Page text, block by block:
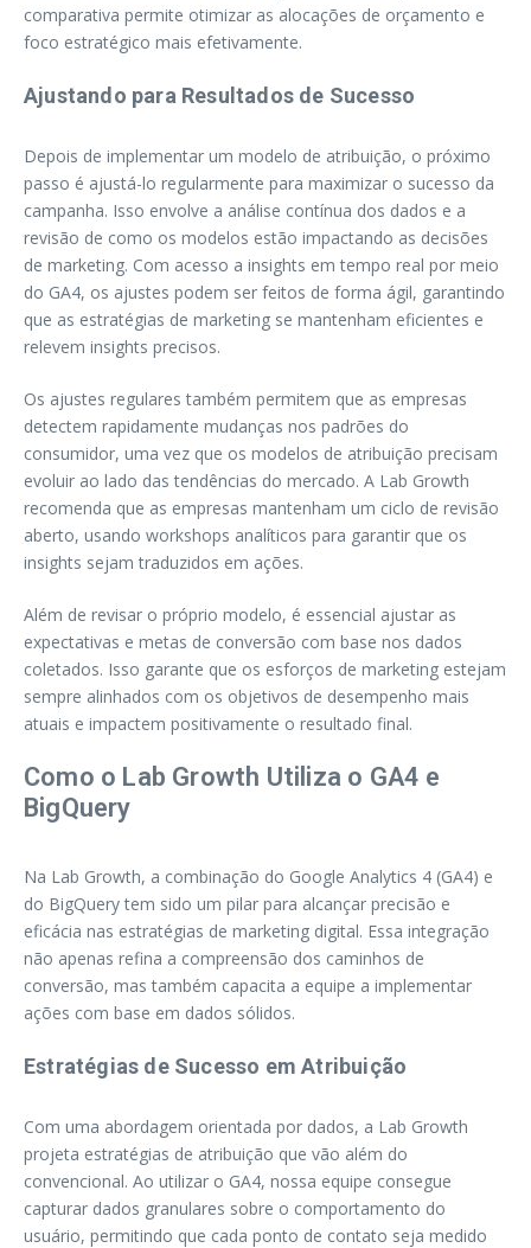
comparativa permite otimizar as alocações de orçamento e
foco estratégico mais efetivamente.
Ajustando para Resultados de Sucesso
Depois de implementar um modelo de atribuição, o próximo
passo é ajustá-lo regularmente para maximizar o sucesso da
campanha. Isso envolve a análise contínua dos dados e a
revisão de como os modelos estão impactando as decisões
de marketing. Com acesso a insights em tempo real por meio
do GA4, os ajustes podem ser feitos de forma ágil, garantindo
que as estratégias de marketing se mantenham eficientes e
relevem insights precisos.
Os ajustes regulares também permitem que as empresas
detectem rapidamente mudanças nos padrões do
consumidor, uma vez que os modelos de atribuição precisam
evoluir ao lado das tendências do mercado. A Lab Growth
recomenda que as empresas mantenham um ciclo de revisão
aberto, usando workshops analíticos para garantir que os
insights sejam traduzidos em ações.
Além de revisar o próprio modelo, é essencial ajustar as
expectativas e metas de conversão com base nos dados
coletados. Isso garante que os esforços de marketing estejam
sempre alinhados com os objetivos de desempenho mais
atuais e impactem positivamente o resultado final.
Como o Lab Growth Utiliza o GA4 e
BigQuery
Na Lab Growth, a combinação do Google Analytics 4 (GA4) e
do BigQuery tem sido um pilar para alcançar precisão e
eficácia nas estratégias de marketing digital. Essa integração
não apenas refina a compreensão dos caminhos de
conversão, mas também capacita a equipe a implementar
ações com base em dados sólidos.
Estratégias de Sucesso em Atribuição
Com uma abordagem orientada por dados, a Lab Growth
projeta estratégias de atribuição que vão além do
convencional. Ao utilizar o GA4, nossa equipe consegue
capturar dados granulares sobre o comportamento do
usuário, permitindo que cada ponto de contato seja medido